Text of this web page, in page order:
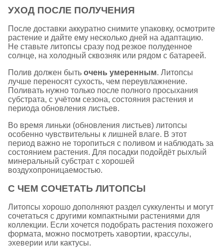
УХОД ПОСЛЕ ПОЛУЧЕНИЯ
После доставки аккуратно снимите упаковку, осмотрите
растение и дайте ему несколько дней на адаптацию.
Не ставьте литопсы сразу под резкое полуденное
солнце, на холодный сквозняк или рядом с батареей.
Полив должен быть очень умеренным. Литопсы
лучше переносят сухость, чем переувлажнение.
Поливать нужно только после полного просыхания
субстрата, с учётом сезона, состояния растения и
периода обновления листьев.
Во время линьки (обновления листьев) литопсы
особенно чувствительны к лишней влаге. В этот
период важно не торопиться с поливом и наблюдать за
состоянием растения. Для посадки подойдёт рыхлый
минеральный субстрат с хорошей
воздухопроницаемостью.
С ЧЕМ СОЧЕТАТЬ ЛИТОПСЫ
Литопсы хорошо дополняют раздел суккуленты и могут
сочетаться с другими компактными растениями для
коллекции. Если хочется подобрать растения похожего
формата, можно посмотреть хавортии, крассулы,
эхеверии или кактусы.